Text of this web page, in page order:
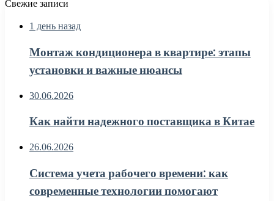
Свежие записи
1 день назад
Монтаж кондиционера в квартире: этапы
установки и важные нюансы
30.06.2026
Как найти надежного поставщика в Китае
26.06.2026
Система учета рабочего времени: как
современные технологии помогают